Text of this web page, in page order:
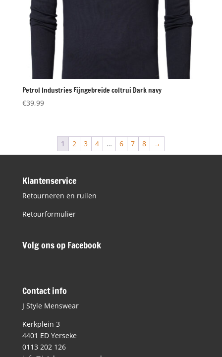
Petrol Industries Fijngebreide coltrui Dark navy
€39,99
1 2 3 4 … 6 7 8 →
Klantenservice
Retourneren en ruilen
Retourformulier
Volg ons op Facebook
Contact info
J Style Menswear
Kerkplein 3
4401 ED Yerseke
0113 202 126